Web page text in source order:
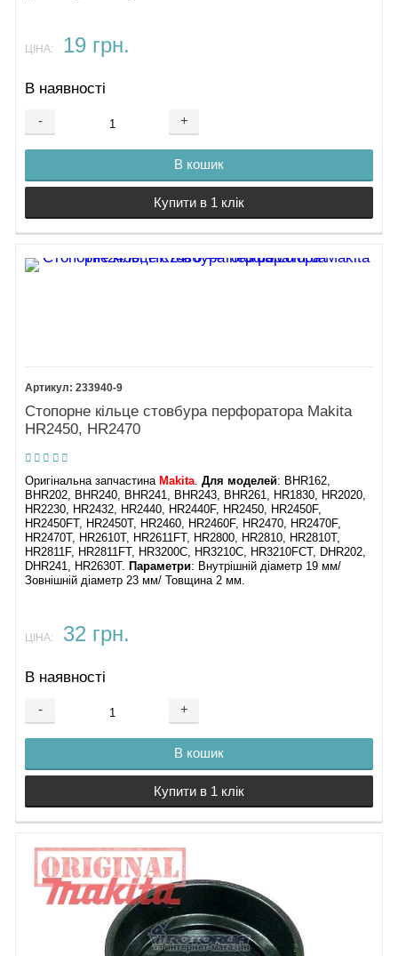
ЦІНА: 19 грн.
В наявності
- +
В кошик
Купити в 1 клік
233940-9
Стопорне кільце стовбура перфоратора Makita
HR2450, HR2470
Оригінальна запчастина Makita.Для моделей: BHR162,
BHR202, BHR240, BHR241, BHR243, BHR261, HR1830, HR2020,
HR2230, HR2432, HR2440, HR2440F, HR2450, HR2450F,
HR2450FT, HR2450T, HR2460, HR2460F, HR2470, HR2470F,
HR2470T, HR2610T, HR2611FT, HR2800, HR2810, HR2810T,
HR2811F, HR2811FT, HR3200C, HR3210C, HR3210FCT, DHR202,
DHR241, HR2630T. Параметри: Внутрішній діаметр 19 мм/
Зовнішній діаметр 23 мм/ Товщина 2 мм.
ЦІНА: 32 грн.
В наявності
- +
В кошик
Купити в 1 клік